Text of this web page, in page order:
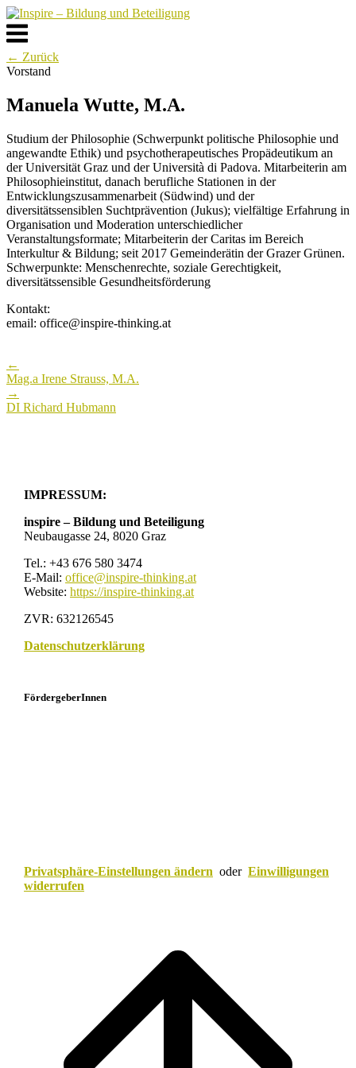
Skip
to
content
Menu
← Zurück
Vorstand
Manuela Wutte, M.A.
Studium der Philosophie (Schwerpunkt politische Philosophie und
angewandte Ethik) und psychotherapeutisches Propädeutikum an
der Universität Graz und der Università di Padova. Mitarbeiterin am
Philosophieinstitut, danach berufliche Stationen in der
Entwicklungszusammenarbeit (Südwind) und der
diversitätssensiblen Suchtprävention (Jukus); vielfältige Erfahrung in
Organisation und Moderation unterschiedlicher
Veranstaltungsformate; Mitarbeiterin der Caritas im Bereich
Interkultur & Bildung; seit 2017 Gemeinderätin der Grazer Grünen.
Schwerpunkte: Menschenrechte, soziale Gerechtigkeit,
diversitätssensible Gesundheitsförderung
Kontakt:
email: office@inspire-thinking.at
navigation
←
Mag.a Irene Strauss, M.A.
→
DI Richard Hubmann
IMPRESSUM:
inspire – Bildung und Beteiligung
Neubaugasse 24, 8020 Graz
Tel.: +43 676 580 3474
E-Mail: office@inspire-thinking.at
Website: https://inspire-thinking.at
ZVR: 632126545
Datenschutzerklärung
FördergeberInnen
Privatsphäre-Einstellungen ändern oder Einwilligungen
widerrufen